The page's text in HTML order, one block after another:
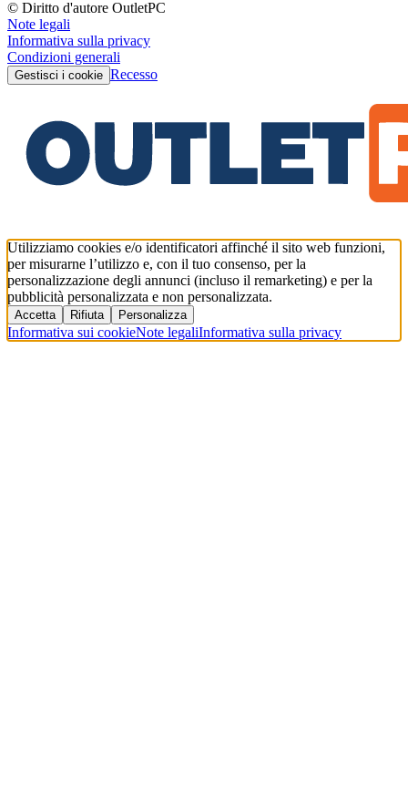
© Diritto d'autore OutletPC
Note legali
Informativa sulla privacy
Condizioni generali
Gestisci i cookie Recesso
Utilizziamo cookies e/o identificatori affinché il sito web funzioni,
per misurarne l’utilizzo e, con il tuo consenso, per la
personalizzazione degli annunci (incluso il remarketing) e per la
pubblicità personalizzata e non personalizzata.
Accetta Rifiuta Personalizza
Informativa sui cookieNote legaliInformativa sulla privacy